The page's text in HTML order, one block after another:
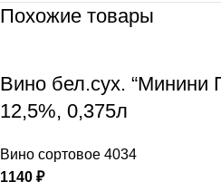
Похожие товары
Вино бел.сух. “Минини
12,5%, 0,375л
Вино сортовое 4034
1140 ₽